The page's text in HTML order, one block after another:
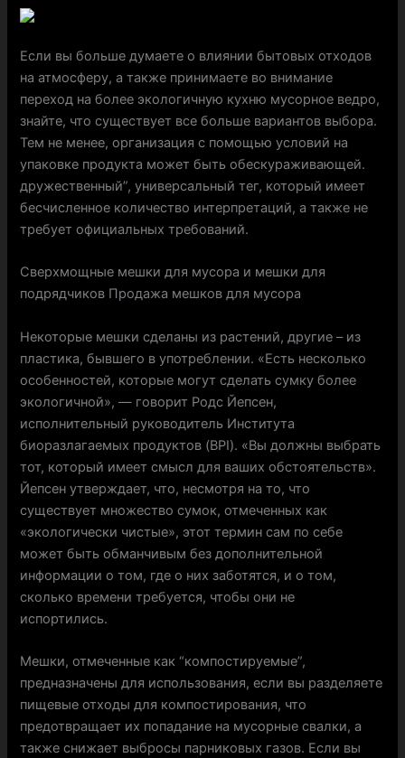
Если вы больше думаете о влиянии бытовых отходов
на атмосферу, а также принимаете во внимание
переход на более экологичную кухню мусорное ведро,
знайте, что существует все больше вариантов выбора.
Тем не менее, организация с помощью условий на
упаковке продукта может быть обескураживающей.
дружественный”, универсальный тег, который имеет
бесчисленное количество интерпретаций, а также не
требует официальных требований.
Сверхмощные мешки для мусора и мешки для
подрядчиков Продажа мешков для мусора
Некоторые мешки сделаны из растений, другие – из
пластика, бывшего в употреблении. «Есть несколько
особенностей, которые могут сделать сумку более
экологичной», — говорит Родс Йепсен,
исполнительный руководитель Института
биоразлагаемых продуктов (BPI). «Вы должны выбрать
тот, который имеет смысл для ваших обстоятельств».
Йепсен утверждает, что, несмотря на то, что
существует множество сумок, отмеченных как
«экологически чистые», этот термин сам по себе
может быть обманчивым без дополнительной
информации о том, где о них заботятся, и о том,
сколько времени требуется, чтобы они не
испортились.
Мешки, отмеченные как “компостируемые”,
предназначены для использования, если вы разделяете
пищевые отходы для компостирования, что
предотвращает их попадание на мусорные свалки, а
также снижает выбросы парниковых газов. Если вы